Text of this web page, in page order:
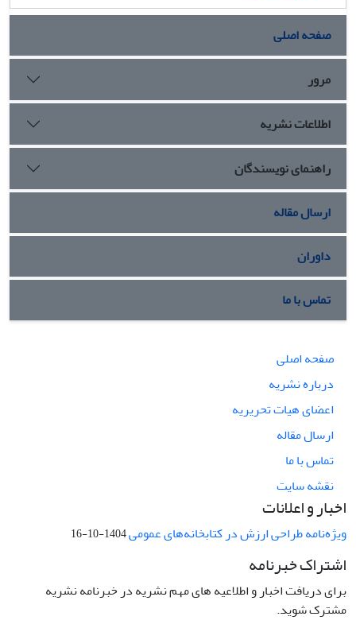
صفحه اصلی
مرور
اطلاعات نشریه
راهنمای نویسندگان
ارسال مقاله
داوران
تماس با ما
صفحه اصلی
درباره نشریه
اعضای هیات تحریریه
ارسال مقاله
تماس با ما
نقشه سایت
اخبار و اعلانات
ویژه‌نامه طراحی ارزش در کتابخانه‌های عمومی1404-10-16
اشتراک خبرنامه
برای دریافت اخبار و اطلاعیه های مهم نشریه در خبرنامه نشریه
مشترک شوید.